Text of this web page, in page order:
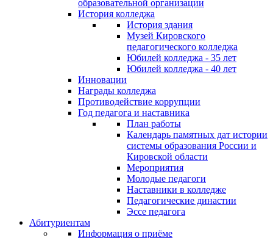
образовательной организации
История колледжа
История здания
Музей Кировского
педагогического колледжа
Юбилей колледжа - 35 лет
Юбилей колледжа - 40 лет
Инновации
Награды колледжа
Противодействие коррупции
Год педагога и наставника
План работы
Календарь памятных дат истории
системы образования России и
Кировской области
Мероприятия
Молодые педагоги
Наставники в колледже
Педагогические династии
Эссе педагога
Абитуриентам
Информация о приёме